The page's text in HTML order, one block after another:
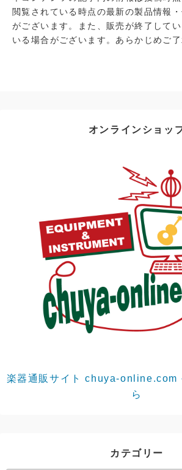
閲覧されている時点の最新の製品情報
がございます。また、販売が終了して
いる場合がございます。あらかじめご了
オンラインショッ
楽器通販サイト chuya-online.com
ら
カテゴリー